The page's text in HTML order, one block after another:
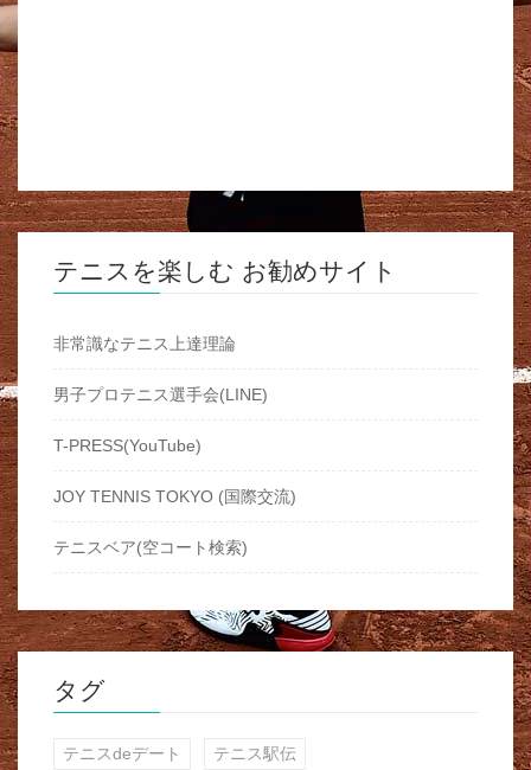
テニスを楽しむ お勧めサイト
非常識なテニス上達理論
男子プロテニス選手会(LINE)
T-PRESS(YouTube)
JOY TENNIS TOKYO (国際交流)
テニスベア(空コート検索)
タグ
テニスdeデート テニス駅伝